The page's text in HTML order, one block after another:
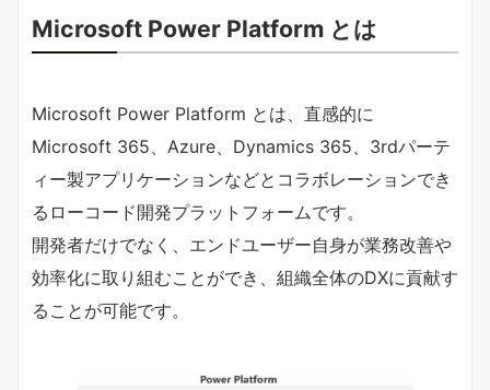
Microsoft Power Platform とは
Microsoft Power Platform とは、直感的に
Microsoft 365、Azure、Dynamics 365、3rdパーテ
ィー製アプリケーションなどとコラボレーションでき
るローコード開発プラットフォームです。
開発者だけでなく、エンドユーザー自身が業務改善や
効率化に取り組むことができ、組織全体のDXに貢献す
ることが可能です。